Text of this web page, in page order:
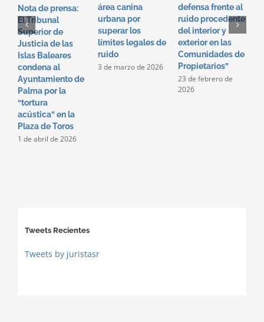
Nota de prensa:
El Tribunal
Superior de
Justicia de las
Islas Baleares
condena al
Ayuntamiento de
Palma por la
“tortura
acústica” en la
Plaza de Toros
1 de abril de 2026
área canina
urbana por
superar los
límites legales de
ruido
3 de marzo de 2026
defensa frente al
ruido procedente
del interior y
exterior en las
Comunidades de
Propietarios”
23 de febrero de
2026
Tweets Recientes
Tweets by juristasr